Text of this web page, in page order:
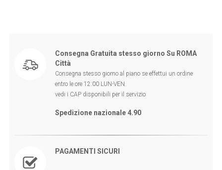
Consegna Gratuita stesso giorno Su ROMA
Città
Consegna stesso giorno al piano se effettui un ordine
entro le ore 12:00 LUN-VEN
vedi i CAP disponibili per il servizio
Spedizione nazionale 4.90
PAGAMENTI SICURI